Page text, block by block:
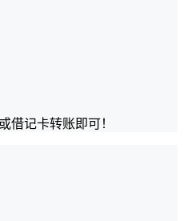
借记卡转账即可！